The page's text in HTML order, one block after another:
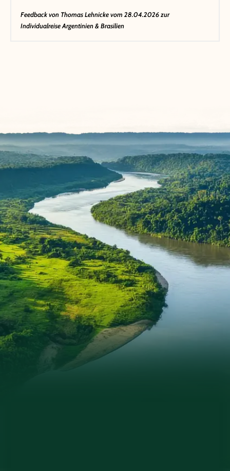
Feedback von Thomas Lehnickevom 28.04.2026 zur
Individualreise Argentinien & Brasilien